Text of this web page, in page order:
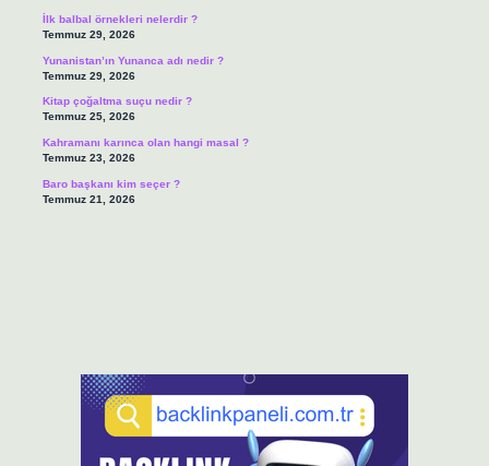
İlk balbal örnekleri nelerdir ?
Temmuz 29, 2026
Yunanistan’ın Yunanca adı nedir ?
Temmuz 29, 2026
Kitap çoğaltma suçu nedir ?
Temmuz 25, 2026
Kahramanı karınca olan hangi masal ?
Temmuz 23, 2026
Baro başkanı kim seçer ?
Temmuz 21, 2026